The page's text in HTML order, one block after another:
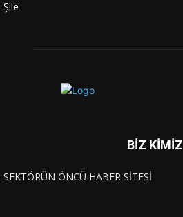
Şile
BİZ KİMİZ
SEKTÖRÜN ÖNCÜ HABER SİTESİ